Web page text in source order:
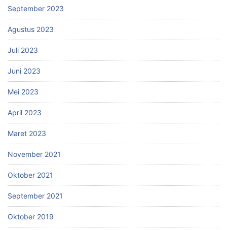
September 2023
Agustus 2023
Juli 2023
Juni 2023
Mei 2023
April 2023
Maret 2023
November 2021
Oktober 2021
September 2021
Oktober 2019